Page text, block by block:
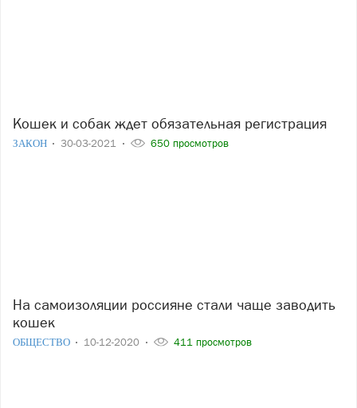
Кошек и собак ждет обязательная регистрация
ЗАКОН 30-03-2021 650 просмотров
На самоизоляции россияне стали чаще заводить
кошек
ОБЩЕСТВО 10-12-2020 411 просмотров